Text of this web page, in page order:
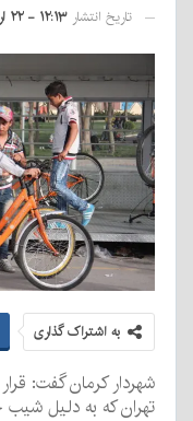
تاریخ انتشار ۱۲:۱۳ - ۲۲ اردیبهشت ۱۴۰۴
به اشتراک گذاری
شهردار کرمان گفت:
تهران که به دلیل شیب